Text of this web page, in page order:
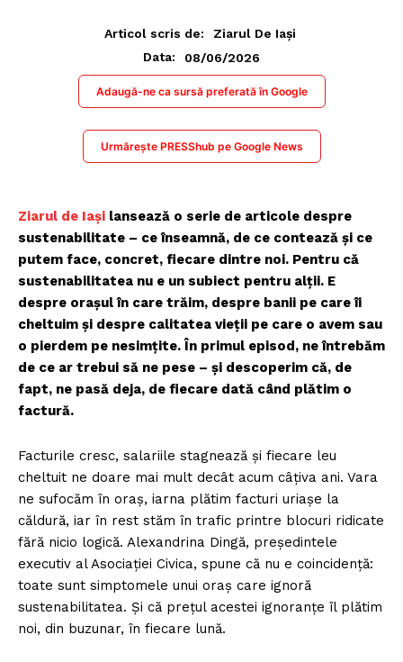
Articol scris de:
Ziarul De Iași
Data:
08/06/2026
Adaugă-ne ca sursă preferată în Google
Urmărește PRESShub pe Google News
Ziarul de Iași lansează o serie de articole despre
sustenabilitate – ce înseamnă, de ce contează și ce
putem face, concret, fiecare dintre noi. Pentru că
sustenabilitatea nu e un subiect pentru alții. E
despre orașul în care trăim, despre banii pe care îi
cheltuim și despre calitatea vieții pe care o avem sau
o pierdem pe nesimțite. În primul episod, ne întrebăm
de ce ar trebui să ne pese – și descoperim că, de
fapt, ne pasă deja, de fiecare dată când plătim o
factură.
Facturile cresc, salariile stagnează și fiecare leu
cheltuit ne doare mai mult decât acum câțiva ani. Vara
ne sufocăm în oraș, iarna plătim facturi uriașe la
căldură, iar în rest stăm în trafic printre blocuri ridicate
fără nicio logică. Alexandrina Dingă, președintele
executiv al Asociației Civica, spune că nu e coincidență:
toate sunt simptomele unui oraș care ignoră
sustenabilitatea. Și că prețul acestei ignoranțe îl plătim
noi, din buzunar, în fiecare lună.